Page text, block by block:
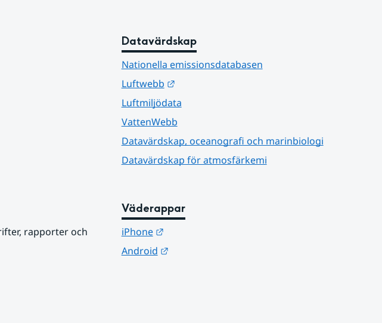
Datavärdskap
Nationella emissionsdatabasen
Luftwebb
Länk till annan webbplats.
Luftmiljödata
VattenWebb
Datavärdskap, oceanografi och marinbiologi
Datavärdskap för atmosfärkemi
rapporter och
Väderappar
iPhone
Länk till annan webbplats.
Android
Länk till annan webbplats.